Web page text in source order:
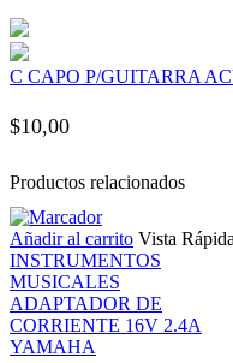
panel
panel
panel
C CAPO P/GUITARRA
$10,00
Productos relacionados
Añadir al carrito Vista Rápida
INSTRUMENTOS
MUSICALES
ADAPTADOR DE
CORRIENTE 16V 2.4A
YAMAHA